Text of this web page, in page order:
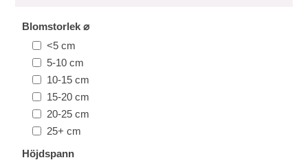
Blomstorlek ⌀
<5 cm
5-10 cm
10-15 cm
15-20 cm
20-25 cm
25+ cm
Höjdspann